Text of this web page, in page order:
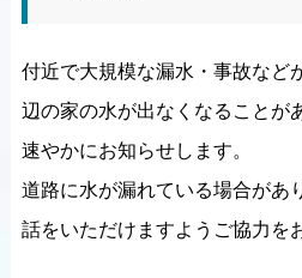
付近で大規模な漏水・事故など
辺の家の水が出なくなることが
速やかにお知らせします。
道路に水が漏れている場合があ
話をいただけますようご協力を